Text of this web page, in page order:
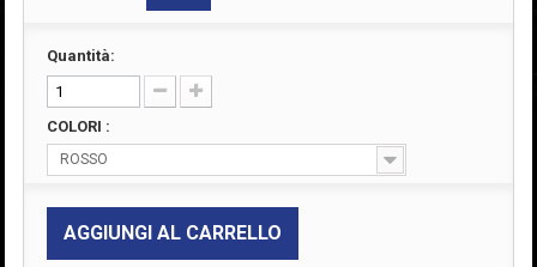
Quantità:
COLORI :
ROSSO
AGGIUNGI AL CARRELLO